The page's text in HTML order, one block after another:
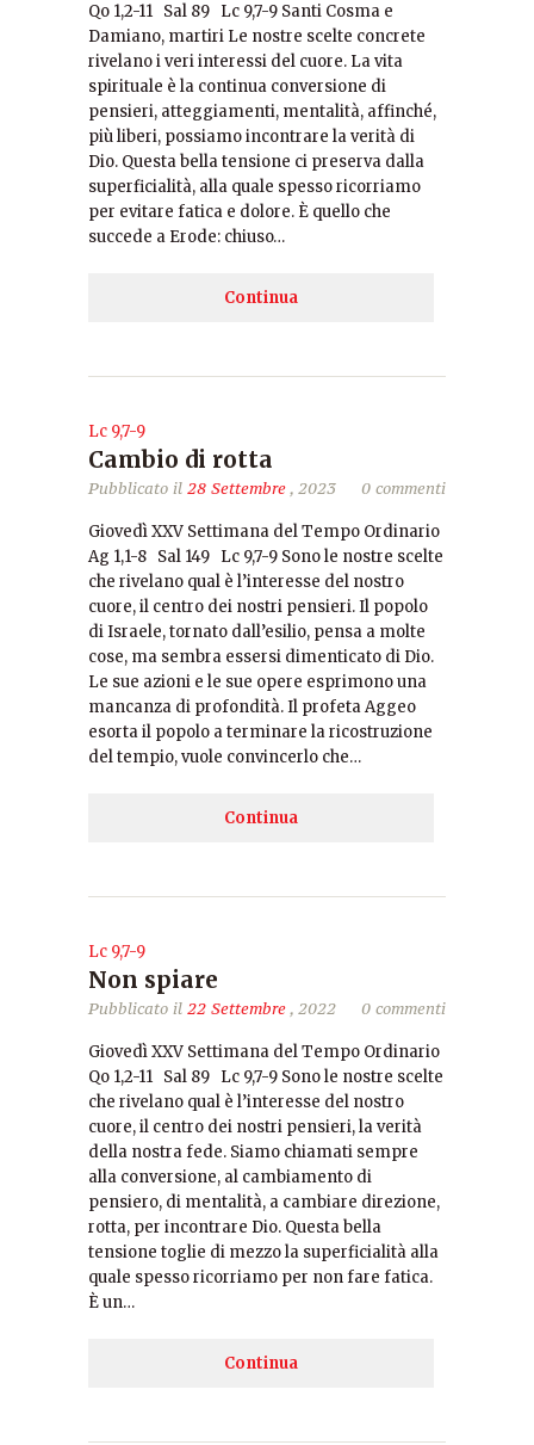
Qo 1,2-11 Sal 89 Lc 9,7-9 Santi Cosma e
Damiano, martiri Le nostre scelte concrete
rivelano i veri interessi del cuore. La vita
spirituale è la continua conversione di
pensieri, atteggiamenti, mentalità, affinché,
più liberi, possiamo incontrare la verità di
Dio. Questa bella tensione ci preserva dalla
superficialità, alla quale spesso ricorriamo
per evitare fatica e dolore. È quello che
succede a Erode: chiuso…
Continua
Lc 9,7-9
Cambio di rotta
Pubblicato il 28 Settembre, 2023 0 commenti
Giovedì XXV Settimana del Tempo Ordinario
Ag 1,1-8 Sal 149 Lc 9,7-9 Sono le nostre scelte
che rivelano qual è l’interesse del nostro
cuore, il centro dei nostri pensieri. Il popolo
di Israele, tornato dall’esilio, pensa a molte
cose, ma sembra essersi dimenticato di Dio.
Le sue azioni e le sue opere esprimono una
mancanza di profondità. Il profeta Aggeo
esorta il popolo a terminare la ricostruzione
del tempio, vuole convincerlo che…
Continua
Lc 9,7-9
Non spiare
Pubblicato il 22 Settembre, 2022 0 commenti
Giovedì XXV Settimana del Tempo Ordinario
Qo 1,2-11 Sal 89 Lc 9,7-9 Sono le nostre scelte
che rivelano qual è l’interesse del nostro
cuore, il centro dei nostri pensieri, la verità
della nostra fede. Siamo chiamati sempre
alla conversione, al cambiamento di
pensiero, di mentalità, a cambiare direzione,
rotta, per incontrare Dio. Questa bella
tensione toglie di mezzo la superficialità alla
quale spesso ricorriamo per non fare fatica.
È un…
Continua